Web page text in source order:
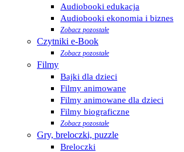
Audiobooki edukacja
Audiobooki ekonomia i biznes
Zobacz pozostałe
Czytniki e-Book
Zobacz pozostałe
Filmy
Bajki dla dzieci
Filmy animowane
Filmy animowane dla dzieci
Filmy biograficzne
Zobacz pozostałe
Gry, breloczki, puzzle
Breloczki